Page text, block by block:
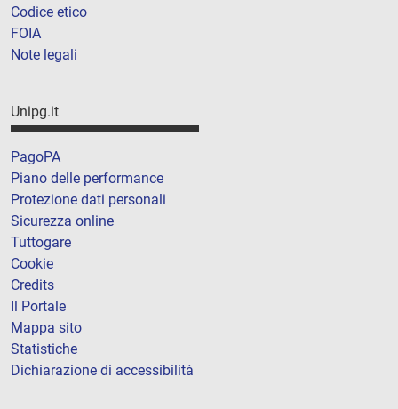
Codice etico
FOIA
Note legali
Unipg.it
PagoPA
Piano delle performance
Protezione dati personali
Sicurezza online
Tuttogare
Cookie
Credits
Il Portale
Mappa sito
Statistiche
Dichiarazione di accessibilità